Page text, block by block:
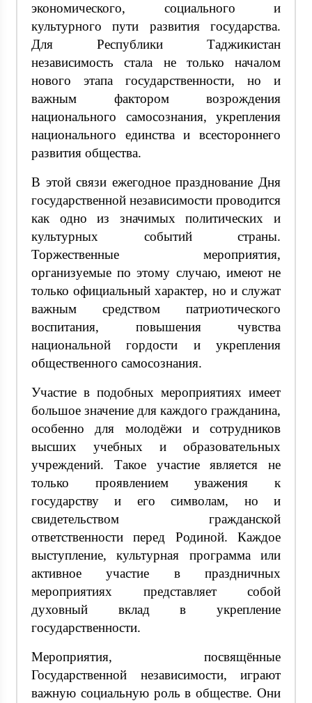
экономического, социального и
культурного пути развития государства.
Для Республики Таджикистан
независимость стала не только началом
нового этапа государственности, но и
важным фактором возрождения
национального самосознания, укрепления
национального единства и всестороннего
развития общества.
В этой связи ежегодное празднование Дня
государственной независимости проводится
как одно из значимых политических и
культурных событий страны.
Торжественные мероприятия,
организуемые по этому случаю, имеют не
только официальный характер, но и служат
важным средством патриотического
воспитания, повышения чувства
национальной гордости и укрепления
общественного самосознания.
Участие в подобных мероприятиях имеет
большое значение для каждого гражданина,
особенно для молодёжи и сотрудников
высших учебных и образовательных
учреждений. Такое участие является не
только проявлением уважения к
государству и его символам, но и
свидетельством гражданской
ответственности перед Родиной. Каждое
выступление, культурная программа или
активное участие в праздничных
мероприятиях представляет собой
духовный вклад в укрепление
государственности.
Мероприятия, посвящённые
Государственной независимости, играют
важную социальную роль в обществе. Они